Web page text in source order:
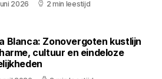
2026 2 min leestijd
Blanca: Zonovergoten kustlijn
cultuur en eindeloze